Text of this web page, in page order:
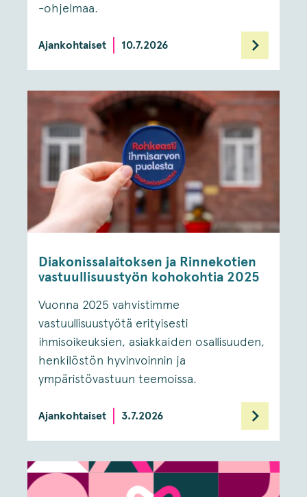
-ohjelmaa.
Ajankohtaiset 10.7.2026
Diakonissalaitoksen ja Rinnekotien
vastuullisuustyön kohokohtia 2025
Vuonna 2025 vahvistimme
vastuullisuustyötä erityisesti
ihmisoikeuksien, asiakkaiden osallisuuden,
henkilöstön hyvinvoinnin ja
ympäristövastuun teemoissa.
Ajankohtaiset 3.7.2026